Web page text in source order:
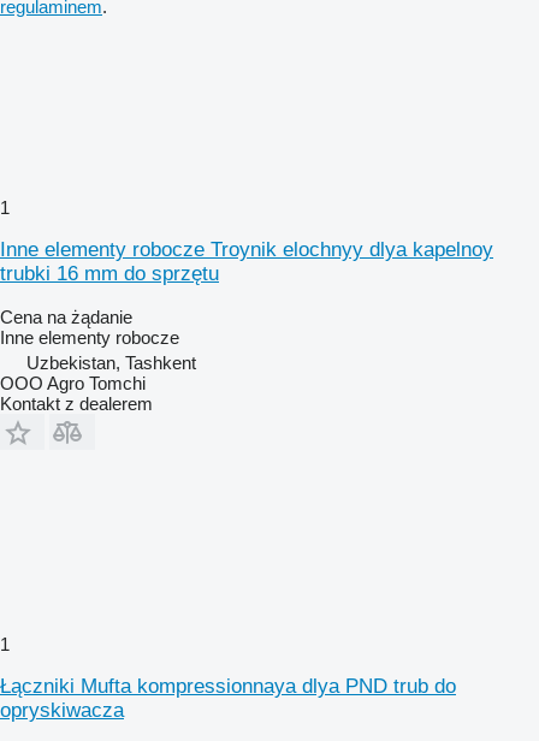
regulaminem.
1
Inne elementy robocze Troynik elochnyy dlya kapelnoy
trubki 16 mm do sprzętu
Cena na żądanie
Inne elementy robocze
Uzbekistan, Tashkent
OOO Agro Tomchi
Kontakt z dealerem
1
Łączniki Mufta kompressionnaya dlya PND trub do
opryskiwacza